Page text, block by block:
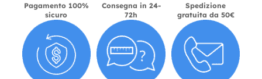
Pagamento 100%
sicuro
Consegna in 24-
72h
Spedizione
gratuita da 50€